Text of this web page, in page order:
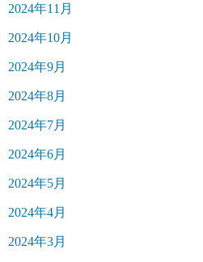
2024年11月
2024年10月
2024年9月
2024年8月
2024年7月
2024年6月
2024年5月
2024年4月
2024年3月